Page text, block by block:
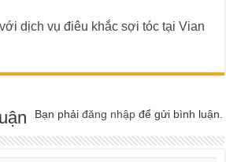
với dịch vụ điêu khắc sợi tóc tại Vian
Bạn phảiđăng nhập để gửi bình luận.